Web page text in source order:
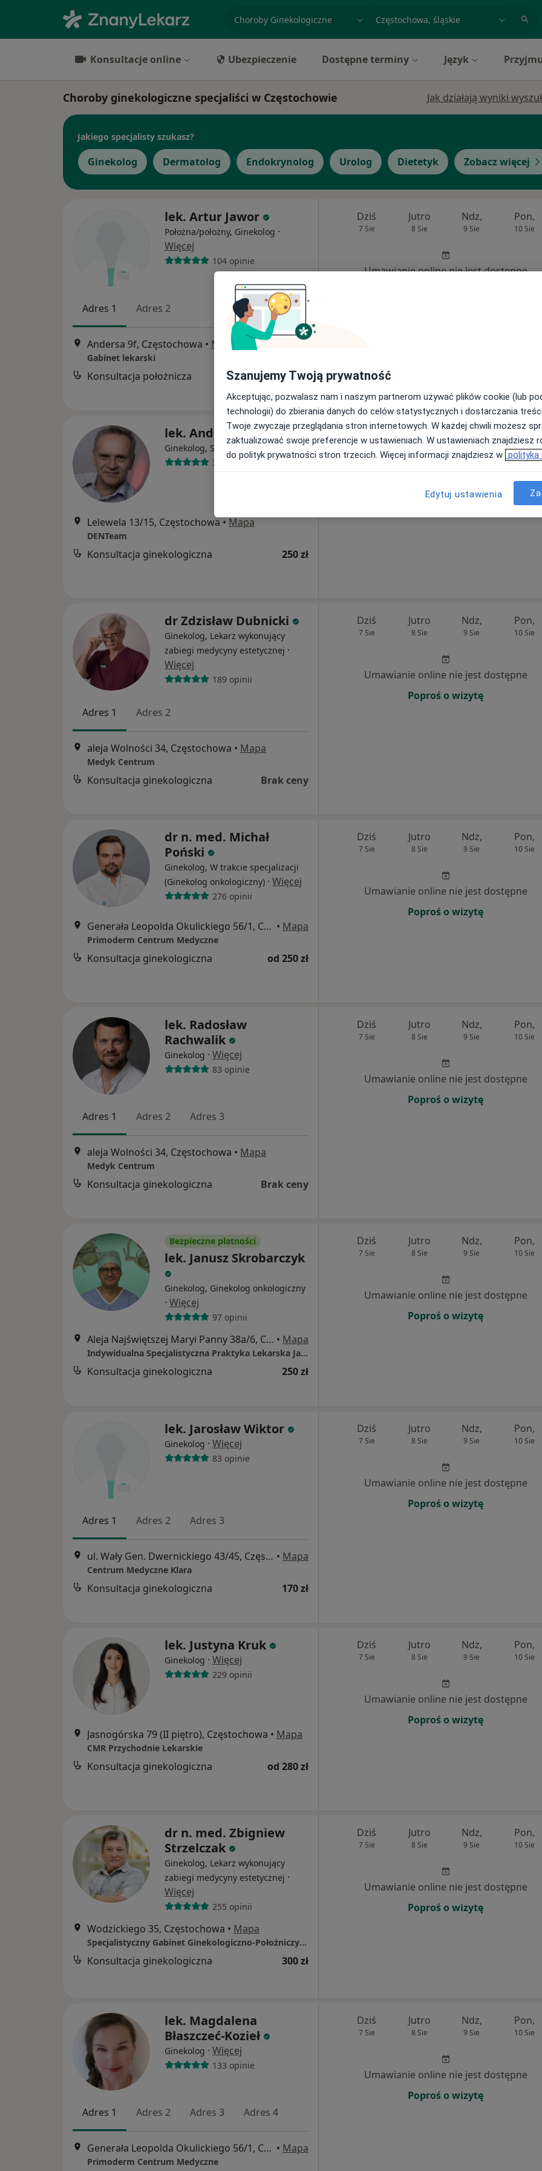
miasto lub dzielnica
Konsultacje online Ubezpieczenie Dostępne terminy Język
Choroby ginekologiczne specjaliści w Częstochowie Jak działają wyniki
Jakiego specjalisty szukasz?
Ginekolog Dermatolog Endokrynolog Urolog Dietetyk Zobacz więcej
lek. Artur Jawor
Położna/położny, Ginekolog ·
Więcej
104 opinie
Adres 1 Adres 2
Andersa 9f, Częstochowa • Mapa
Gabinet lekarski
Konsultacja położnicza 250 zł
Dziś
7 Sie
Jutro
8 Sie
Ndz,
9 Sie
Pon,
10 Sie
Umawianie online nie jest dostępne
lek. Andrzej Kubat
Ginekolog, Seksuolog ·Więcej
389 opinii
Lelewela 13/15, Częstochowa • Mapa
DENTeam
Konsultacja ginekologiczna 250 zł
Dziś
7 Sie
Jutro
8 Sie
Ndz,
9 Sie
Pon,
10 Sie
dr Zdzisław Dubnicki
Ginekolog, Lekarz wykonujący
zabiegi medycyny estetycznej ·
Więcej
189 opinii
Adres 1 Adres 2
aleja Wolności 34, Częstochowa • Mapa
Medyk Centrum
Konsultacja ginekologiczna Brak ceny
Dziś
7 Sie
Jutro
8 Sie
Ndz,
9 Sie
Pon,
10 Sie
Umawianie online nie jest dostępne
Poproś o wizytę
dr n. med. Michał
Poński
Ginekolog, W trakcie specjalizacji
(Ginekolog onkologiczny) · Więcej
276 opinii
Generała Leopolda Okulickiego 56/1, Częstochowa • Mapa
Primoderm Centrum Medyczne
Konsultacja ginekologiczna od 250 zł
Dziś
7 Sie
Jutro
8 Sie
Ndz,
9 Sie
Pon,
10 Sie
Umawianie online nie jest dostępne
Poproś o wizytę
lek. Radosław
Rachwalik
Ginekolog · Więcej
83 opinie
Adres 1 Adres 2 Adres 3
aleja Wolności 34, Częstochowa • Mapa
Medyk Centrum
Konsultacja ginekologiczna Brak ceny
Dziś
7 Sie
Jutro
8 Sie
Ndz,
9 Sie
Pon,
10 Sie
Umawianie online nie jest dostępne
Poproś o wizytę
Bezpieczne płatności
lek. Janusz Skrobarczyk
Ginekolog, Ginekolog onkologiczny
· Więcej
97 opinii
Aleja Najświętszej Maryi Panny 38a/6, Częstochowa • Mapa
Indywidualna Specjalistyczna Praktyka Lekarska Janusz Skrobarczyk
Konsultacja ginekologiczna 250 zł
Dziś
7 Sie
Jutro
8 Sie
Ndz,
9 Sie
Pon,
10 Sie
Umawianie online nie jest dostępne
Poproś o wizytę
lek. Jarosław Wiktor
Ginekolog · Więcej
83 opinie
Adres 1 Adres 2 Adres 3
ul. Wały Gen. Dwernickiego 43/45, Częstochowa • Mapa
Centrum Medyczne Klara
Konsultacja ginekologiczna 170 zł
Dziś
7 Sie
Jutro
8 Sie
Ndz,
9 Sie
Pon,
10 Sie
Umawianie online nie jest dostępne
Poproś o wizytę
lek. Justyna Kruk
Ginekolog · Więcej
229 opinii
Jasnogórska 79 (II piętro), Częstochowa • Mapa
CMR Przychodnie Lekarskie
Konsultacja ginekologiczna od 280 zł
Dziś
7 Sie
Jutro
8 Sie
Ndz,
9 Sie
Pon,
10 Sie
Umawianie online nie jest dostępne
Poproś o wizytę
dr n. med. Zbigniew
Strzelczak
Ginekolog, Lekarz wykonujący
zabiegi medycyny estetycznej ·
Więcej
255 opinii
Wodzickiego 35, Częstochowa • Mapa
Specjalistyczny Gabinet Ginekologiczno-Położniczy dr n.med. Zbigniew Strzelczak
Konsultacja ginekologiczna 300 zł
Dziś
7 Sie
Jutro
8 Sie
Ndz,
9 Sie
Pon,
10 Sie
Umawianie online nie jest dostępne
Poproś o wizytę
lek. Magdalena
Błaszczeć-Kozieł
Ginekolog · Więcej
133 opinie
Adres 1 Adres 2 Adres 3 Adres 4
Generała Leopolda Okulickiego 56/1, Częstochowa • Mapa
Primoderm Centrum Medyczne
Dziś
7 Sie
Jutro
8 Sie
Ndz,
9 Sie
Pon,
10 Sie
Umawianie online nie jest dostępne
Poproś o wizytę
Szanujemy Twoją prywatność
Akceptując, pozwalasz nam i naszym partnerom używać plików cookie (lub
technologii) do zbierania danych do celów statystycznych i dostarczania
Twoje zwyczaje przeglądania stron internetowych. W każdej chwili możesz
zaktualizować swoje preferencje w ustawieniach. W ustawieniach znajdziesz
do polityk prywatności stron trzecich. Więcej informacji znajdziesz w polityka
Edytuj ustawienia